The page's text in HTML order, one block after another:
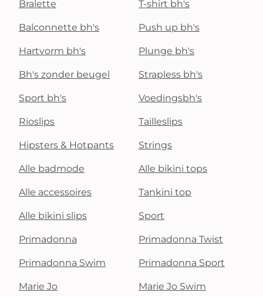
Bralette T-shirt bh's
Balconnette bh's Push up bh's
Hartvorm bh's Plunge bh's
Bh's zonder beugel Strapless bh's
Sport bh's Voedingsbh's
Rioslips Tailleslips
Hipsters & Hotpants Strings
Alle badmode Alle bikini tops
Alle accessoires Tankini top
Alle bikini slips Sport
Primadonna Primadonna Twist
Primadonna Swim Primadonna Sport
Marie Jo Marie Jo Swim